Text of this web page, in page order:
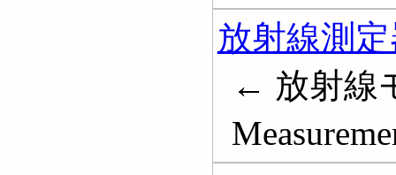
放射線測
← 放射線